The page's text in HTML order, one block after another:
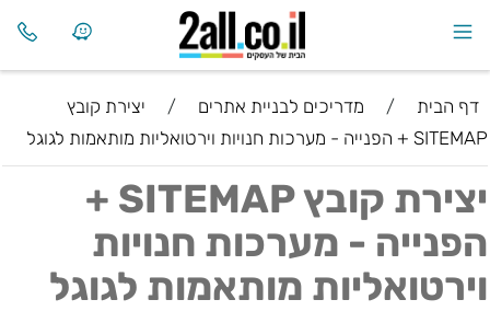
דף הבית / מדריכים לבניית אתרים /
יצירת קובץ
SITEMAP + הפנייה - מערכות חנויות וירטואליות מותאמות לגוגל
יצירת קובץ SITEMAP +
הפנייה - מערכות חנויות
וירטואליות מותאמות לגוגל